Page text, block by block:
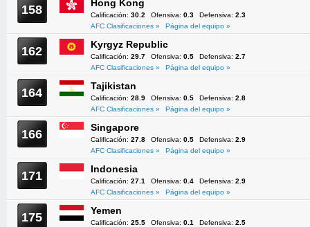
158 Hong Kong
Calificación: 30.2 Ofensiva: 0.3 Defensiva: 2.3
AFC Clasificaciones »
Página del equipo »
162 Kyrgyz Republic
Calificación: 29.7 Ofensiva: 0.5 Defensiva: 2.7
AFC Clasificaciones »
Página del equipo »
164 Tajikistan
Calificación: 28.9 Ofensiva: 0.5 Defensiva: 2.8
AFC Clasificaciones »
Página del equipo »
166 Singapore
Calificación: 27.8 Ofensiva: 0.5 Defensiva: 2.9
AFC Clasificaciones »
Página del equipo »
171 Indonesia
Calificación: 27.1 Ofensiva: 0.4 Defensiva: 2.9
AFC Clasificaciones »
Página del equipo »
175 Yemen
Calificación: 25.5 Ofensiva: 0.1 Defensiva: 2.5